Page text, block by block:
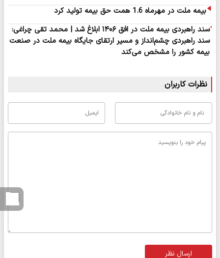
بیمه ملت در مهرماه 1.6 همت حق بیمه تولید کرد
سند راهبردی بیمه ملت در افق ۱۴۰۶ ابلاغ شد | محمد تقی چراغی:
سند راهبردی چشم‌انداز و مسیر ارتقای جایگاه بیمه ملت در صنعت
بیمه کشور را مشخص می‌کند
نظرات کاربران
ارسال نظر